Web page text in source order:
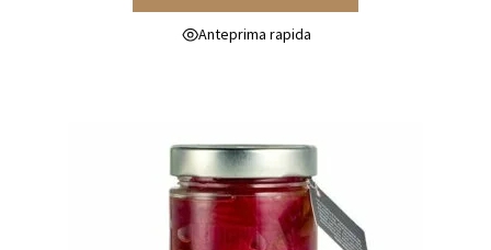
Anteprima rapida